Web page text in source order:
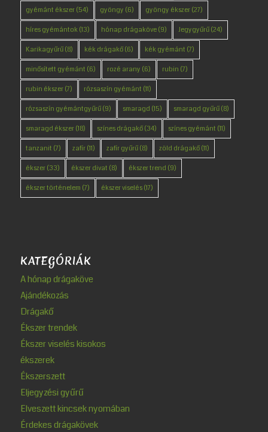
gyémánt ékszer(54) gyöngy (6) gyöngy ékszer(27)
híres gyémántok(13) hónap drágaköve(9) Jegygyűrű(24)
Karikagyűrű(8) kék drágakő(6) kék gyémánt (7)
minősített gyémánt (6) rozé arany (6) rubin (7)
rubin ékszer(7) rózsaszín gyémánt (11)
rózsaszín gyémántgyűrű(9) smaragd (15) smaragd gyűrű(8)
smaragd ékszer(18) színes drágakő(34) színes gyémánt (11)
tanzanit (7) zafír(11) zafír gyűrű(8) zöld drágakő(11)
ékszer(33) ékszer divat (8) ékszer trend (9)
ékszer történelem (7) ékszer viselés(17)
KATEGÓRIÁK
A hónap drágaköve
Ajándékozás
Drágakő
Ékszer trendek
Ékszer viselés kisokos
ékszerek
Ékszerszett
Eljegyzési gyűrű
Elveszett kincsek nyomában
Érdekes drágakövek